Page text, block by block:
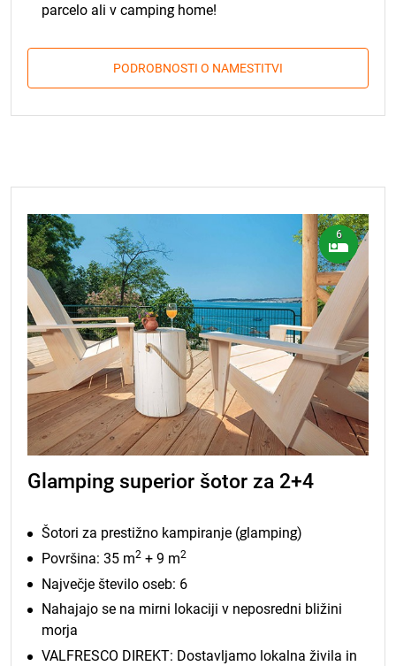
parcelo ali v camping home!
PODROBNOSTI O NAMESTITVI
6
Glamping superior šotor za 2+4
Šotori za prestižno kampiranje (glamping)
Površina: 35 m2 + 9 m2
Največje število oseb: 6
Nahajajo se na mirni lokaciji v neposredni bližini
morja
VALFRESCO DIREKT: Dostavljamo lokalna živila in